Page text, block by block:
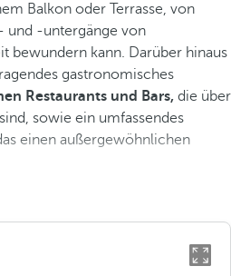
Balkon oder Terrasse, von
und -untergänge von
bewundern kann. Darüber hinaus
gastronomisches
Restaurants und Bars, die über
sowie ein umfassendes
einen außergewöhnlichen